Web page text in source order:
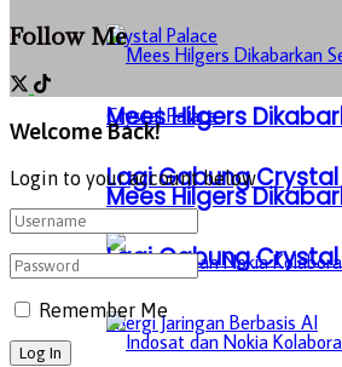
Mees Hilgers
Lagi Gabung
Mees Hilgers
Lagi Gabung
Follow Me
Welcome Back!
Login to your account below
Remember Me